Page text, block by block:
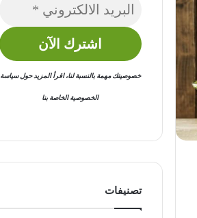
خصوصيتك مهمة بالنسبة لنا،اقرأ المزيد حولسياسة
الخصوصيةالخاصة بنا
تصنيفات